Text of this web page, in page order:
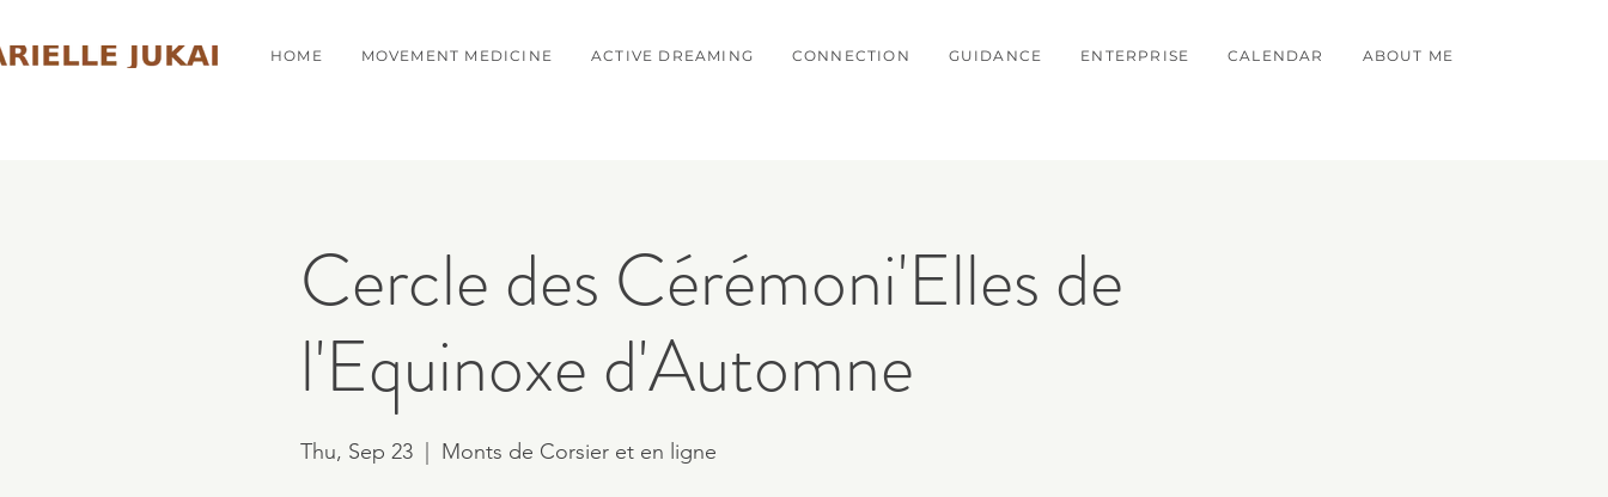
HOME MOVEMENT MEDICINE ACTIVE DREAMING CONNECTION GUIDANCE ENTERPRISE CALENDAR ABOUT ME
Cercle des Cérémoni'Elles de
l'Equinoxe d'Automne
Thu, Sep 23
  |
Monts de Corsier et en ligne